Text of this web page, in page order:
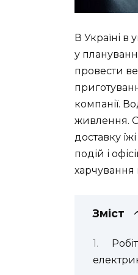
В Україні в
у
провести
компанії.
живлення.
доставку
подій і
харчування
Зміст